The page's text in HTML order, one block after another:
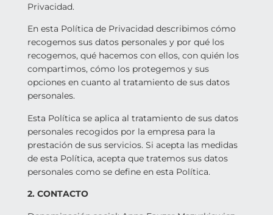
Privacidad.
En esta Política de Privacidad describimos cómo
recogemos sus datos personales y por qué los
recogemos, qué hacemos con ellos, con quién los
compartimos, cómo los protegemos y sus
opciones en cuanto al tratamiento de sus datos
personales.
Esta Política se aplica al tratamiento de sus datos
personales recogidos por la empresa para la
prestación de sus servicios. Si acepta las medidas
de esta Política, acepta que tratemos sus datos
personales como se define en esta Política.
2. CONTACTO